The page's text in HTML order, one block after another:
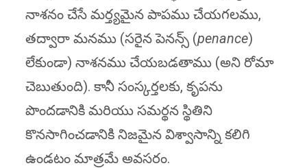
నాశనం చేసే మర్త్యమైన పాపము చేయగలము,
తద్వారా మనము (సరైన పెనన్స్ (penance)
లేకుండా) నాశనము చేయబడతాము (అని రోమా
చెబుతుంది). కానీ సంస్కర్తలకు, కృపను
పొందడానికి మరియు సమర్థన స్థితిని
కొనసాగించడానికి నిజమైన విశ్వాసాన్ని కలిగి
ఉండటం మాత్రమే అవసరం.